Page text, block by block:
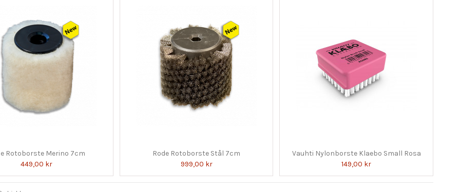
Rotoborste Merino 7cm
449,00 kr
Rode Rotoborste Stål 7cm
999,00 kr
Vauhti Nylonborste Klaebo Small Rosa
149,00 kr